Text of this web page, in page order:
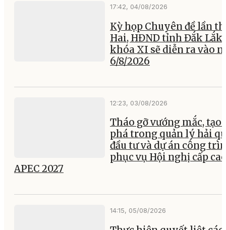
17:42, 04/08/2026
Kỳ họp Chuyên đề lần
Hai, HĐND tỉnh Đắk Lắk
khóa XI sẽ diễn ra vào
6/8/2026
12:23, 03/08/2026
Tháo gỡ vướng mắc, tạo
phá trong quản lý hải
đầu tư và dự án công
phục vụ Hội nghị cấp
APEC 2027
14:15, 05/08/2026